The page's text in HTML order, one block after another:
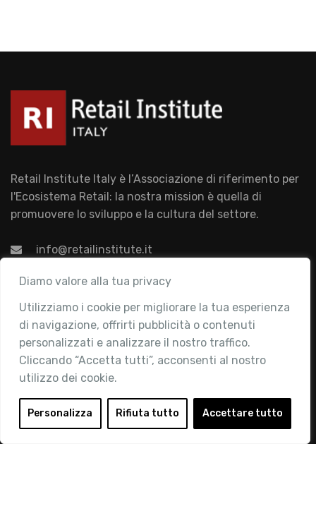
Diamo valore alla tua privacy
Utilizziamo i cookie per migliorare la tua esperienza
di navigazione, offrirti pubblicità o contenuti
personalizzati e analizzare il nostro traffico.
Cliccando “Accetta tutti”, acconsenti al nostro
utilizzo dei cookie.
Personalizza Rifiuta tutto Accettare tutto
Retail Institute Italy è l’Associazione di riferimento per
l'Ecosistema Retail: la nostra mission è quella di
promuovere lo sviluppo e la cultura del settore.
info@retailinstitute.it
Associazione
Chi siamo
Attività
Contatti
Area Riservata
Login
Diventa Socio